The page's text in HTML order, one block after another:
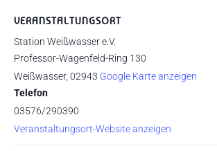
VERANSTALTUNGSORT
Station Weißwasser e.V.
Professor-Wagenfeld-Ring 130
Weißwasser, 02943 Google Karte anzeigen
Telefon
03576/290390
Veranstaltungsort-Website anzeigen